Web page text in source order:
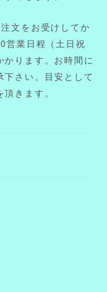
文をお受けしてか
営業日程（土日祝
ります。お時間に
さい。目安として
きます。